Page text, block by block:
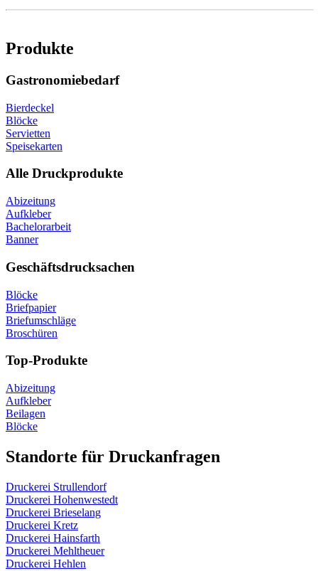
Produkte
Gastronomiebedarf
Bierdeckel
Blöcke
Servietten
Speisekarten
Alle Druckprodukte
Abizeitung
Aufkleber
Bachelorarbeit
Banner
Geschäftsdrucksachen
Blöcke
Briefpapier
Briefumschläge
Broschüren
Top-Produkte
Abizeitung
Aufkleber
Beilagen
Blöcke
Standorte für Druckanfragen
Druckerei Strullendorf
Druckerei Hohenwestedt
Druckerei Brieselang
Druckerei Kretz
Druckerei Hainsfarth
Druckerei Mehltheuer
Druckerei Hehlen